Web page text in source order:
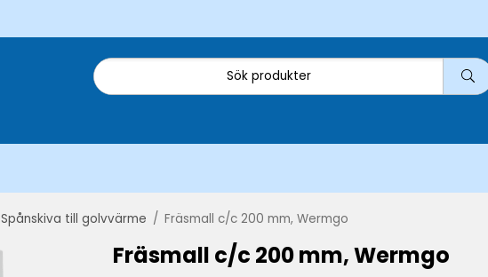
Spånskiva till golvvärme / Fräsmall c/c 200 mm, Wermgo
Fräsmall c/c 200 mm, Wermgo